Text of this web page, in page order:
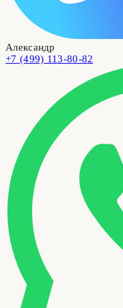
Александр
+7 (499) 113-80-82